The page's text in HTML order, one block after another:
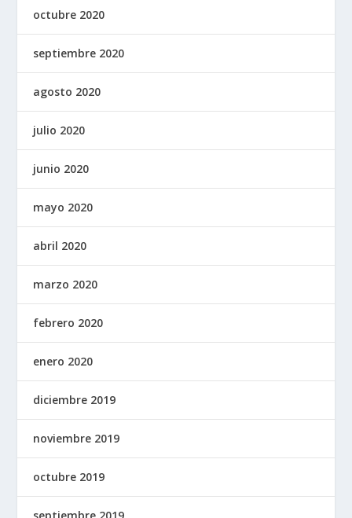
octubre 2020
septiembre 2020
agosto 2020
julio 2020
junio 2020
mayo 2020
abril 2020
marzo 2020
febrero 2020
enero 2020
diciembre 2019
noviembre 2019
octubre 2019
septiembre 2019